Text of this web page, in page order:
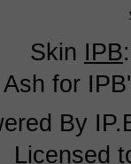
Skin IPB
for
By
Licensed